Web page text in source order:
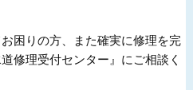
困りの方、また確実に修理を完
修理受付センター』にご相談く